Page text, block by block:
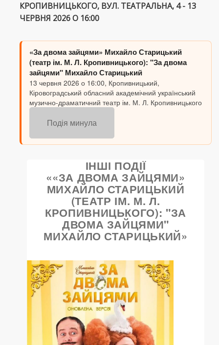
КРОПИВНИЦЬКОГО, ВУЛ. ТЕАТРАЛЬНА, 4 - 13
ЧЕРВНЯ 2026 О 16:00
«За двома зайцями» Михайло Старицький
(театр ім. М. Л. Кропивницького): "За двома
зайцями" Михайло Старицький
13 червня 2026 о 16:00, Кропивницький,
Кіровоградський обласний академічний український
музично-драматичний театр ім. М. Л. Кропивницького
Подія минула
ІНШІ ПОДІЇ
««ЗА ДВОМА ЗАЙЦЯМИ»
МИХАЙЛО СТАРИЦЬКИЙ
(ТЕАТР ІМ. М. Л.
КРОПИВНИЦЬКОГО): "ЗА
ДВОМА ЗАЙЦЯМИ"
МИХАЙЛО СТАРИЦЬКИЙ»